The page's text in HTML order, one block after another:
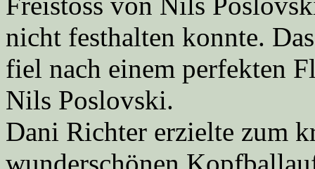
nicht festhalten konnte.
fiel nach einem perfekten
Nils Poslovski.
Dani Richter erzielte zum
wunderschönen